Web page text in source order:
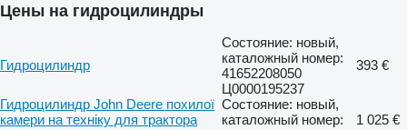
Цены на гидроцилиндры
Гидроцилиндр
Состояние: новый,
каталожный номер:
41652208050
Ц0000195237
393 €
Гидроцилиндр John Deere похилої
камери на техніку для трактора
Состояние: новый,
каталожный номер:
1 025 €